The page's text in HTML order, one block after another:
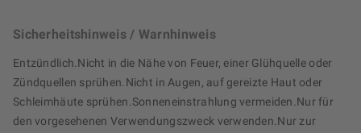
Sicherheitshinweis / Warnhinweis
Entzündlich.Nicht in die Nähe von Feuer, einer Glühquelle oder
Zündquellen sprühen.Nicht in Augen, auf gereizte Haut oder
Schleimhäute sprühen.Sonneneinstrahlung vermeiden.Nur für
den vorgesehenen Verwendungszweck verwenden.Nur zur